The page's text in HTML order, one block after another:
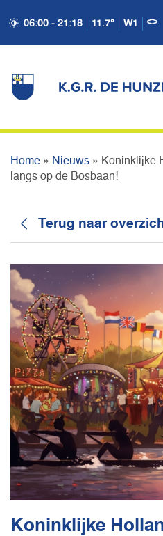
06:00 - 21:18 11.7° W1
BEKER 2026
Home » Nieuws » Koninklijke
langs op de Bosbaan!
Terug naar
Koninklijke